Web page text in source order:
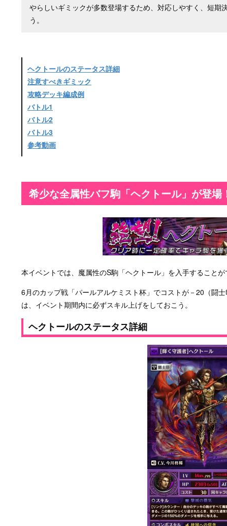
やらしいギミックが多数登場するため、対応しやすく、短期
う。
ヘクトールのステータス詳細
注意すべきギミック
攻略デッキ編成例
バトル1
バトル2
バトル3
参考動画
希少な全属性バフ駒「ヘクトール」が登場
本イベントでは、魔属性のS駒「ヘクトール」を入手することが
6月のカップ戦「パールアルケミスト杯」でコストが－20（闘
は、イベント期間内に必ずスキル上げをしておこう。
ヘクトールのステータス詳細